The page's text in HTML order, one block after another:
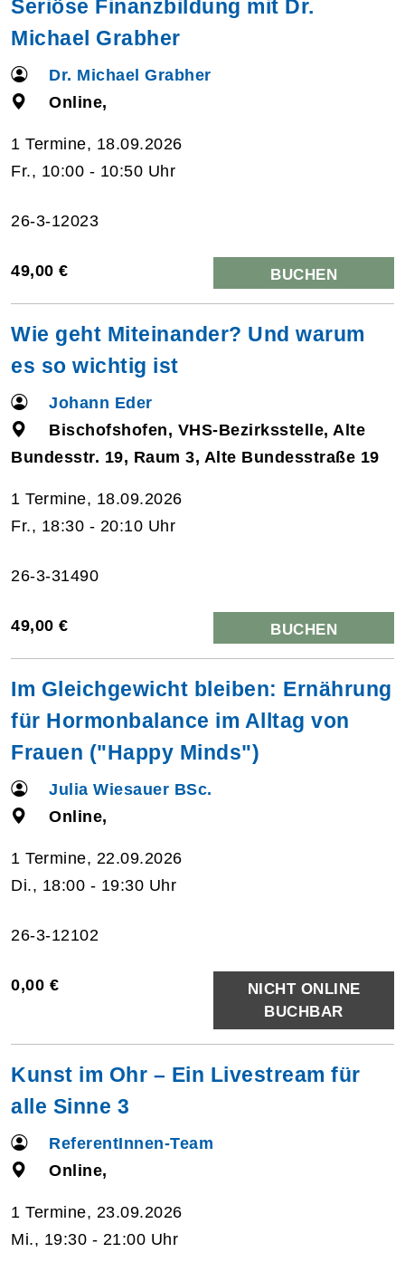
Seriöse Finanzbildung mit Dr.
Michael Grabher
Dr. Michael Grabher
Online,
1 Termine, 18.09.2026
Fr., 10:00 - 10:50 Uhr
26-3-12023
49,00 € BUCHEN
Wie geht Miteinander? Und warum
es so wichtig ist
Johann Eder
Bischofshofen, VHS-Bezirksstelle, Alte
Bundesstr. 19, Raum 3, Alte Bundesstraße 19
1 Termine, 18.09.2026
Fr., 18:30 - 20:10 Uhr
26-3-31490
49,00 € BUCHEN
Im Gleichgewicht bleiben: Ernährung
für Hormonbalance im Alltag von
Frauen ("Happy Minds")
Julia Wiesauer BSc.
Online,
1 Termine, 22.09.2026
Di., 18:00 - 19:30 Uhr
26-3-12102
0,00 €
NICHT ONLINE
BUCHBAR
Kunst im Ohr – Ein Livestream für
alle Sinne 3
ReferentInnen-Team
Online,
1 Termine, 23.09.2026
Mi., 19:30 - 21:00 Uhr